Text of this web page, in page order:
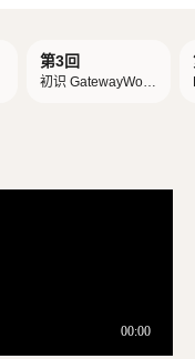
第3回
初识 GatewayWork